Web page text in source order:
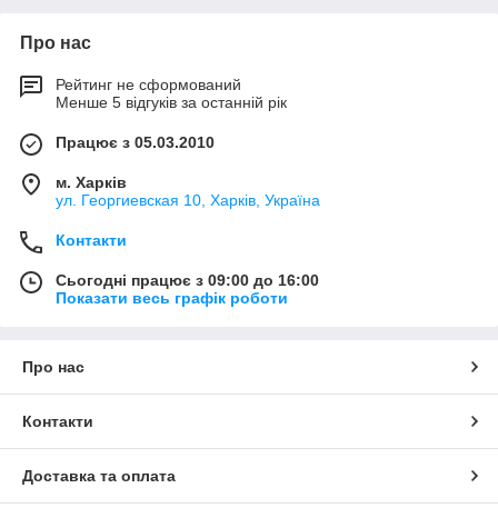
Про нас
Рейтинг не сформований
Менше 5 відгуків за останній рік
Працює з 05.03.2010
м. Харків
ул. Георгиевская 10, Харків, Україна
Контакти
Сьогодні працює з 09:00 до 16:00
Показати весь графік роботи
Про нас
Контакти
Доставка та оплата